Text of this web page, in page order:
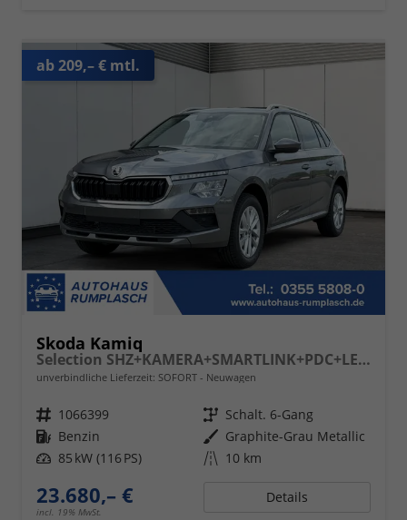
ab 209,– € mtl.
Skoda Kamiq
Selection SHZ+KAMERA+SMARTLINK+PDC+LED+16" ALU
unverbindliche Lieferzeit: SOFORT Neuwagen
Fahrzeugnr. 1066399 Getriebe Schalt. 6-Gang
Kraftstoff Benzin Außenfarbe Graphite-Grau Metallic
Leistung 85 kW (116 PS) Kilometerstand 10 km
23.680,– €
incl. 19% MwSt.
Details